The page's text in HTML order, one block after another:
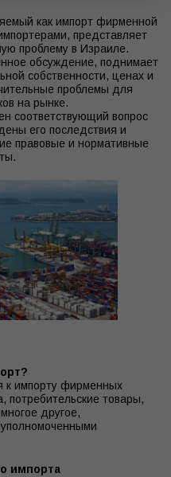
как импорт фирменной
представляет
проблему в Израиле.
обсуждение, поднимает
собственности, ценах и
проблемы для
на рынке.
соответствующий вопрос
его последствия и
правовые и нормативные
к импорту фирменных
потребительские товары,
другое,
импорта